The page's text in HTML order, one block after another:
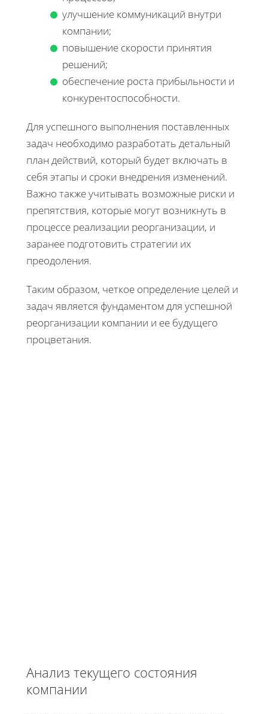
улучшение коммуникаций внутри
компании;
повышение скорости принятия
решений;
обеспечение роста прибыльности и
конкурентоспособности.
Для успешного выполнения поставленных
задач необходимо разработать детальный
план действий, который будет включать в
себя этапы и сроки внедрения изменений.
Важно также учитывать возможные риски и
препятствия, которые могут возникнуть в
процессе реализации реорганизации, и
заранее подготовить стратегии их
преодоления.
Таким образом, четкое определение целей и
задач является фундаментом для успешной
реорганизации компании и ее будущего
процветания.
Анализ текущего состояния
компании